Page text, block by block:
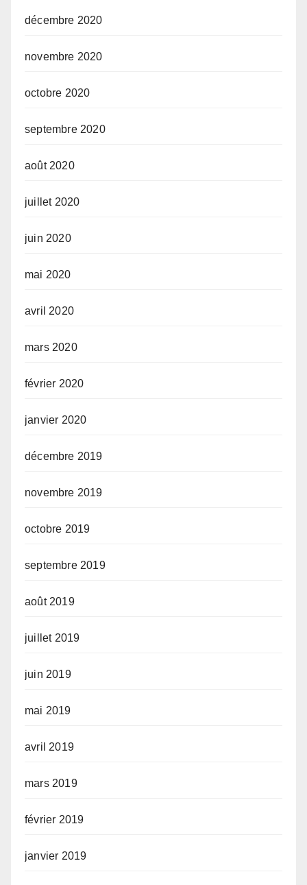
décembre 2020
novembre 2020
octobre 2020
septembre 2020
août 2020
juillet 2020
juin 2020
mai 2020
avril 2020
mars 2020
février 2020
janvier 2020
décembre 2019
novembre 2019
octobre 2019
septembre 2019
août 2019
juillet 2019
juin 2019
mai 2019
avril 2019
mars 2019
février 2019
janvier 2019